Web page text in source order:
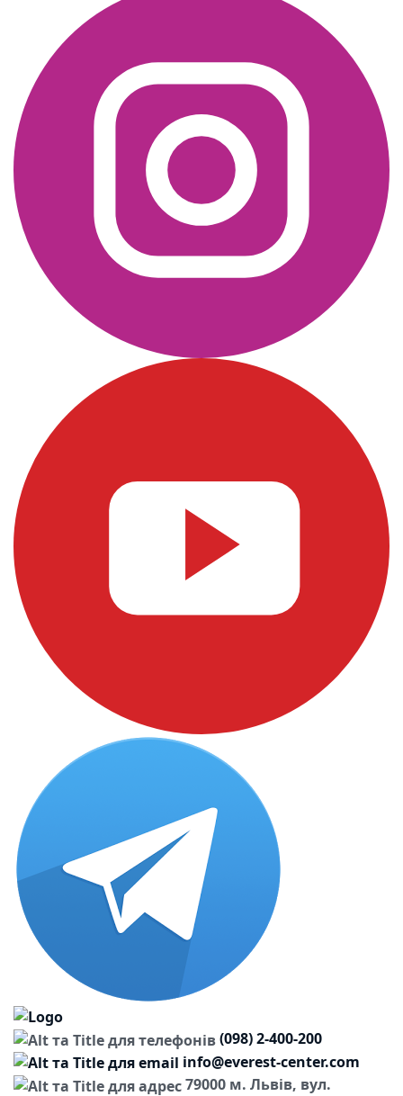
(098) 2-400-200
info@everest-center.com
79000 м. Львів, вул.